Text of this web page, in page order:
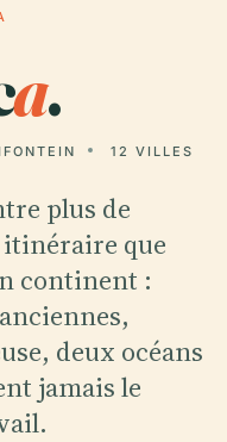
a.
12 VILLES
plus de
itinéraire que
continent :
deux océans
jamais le